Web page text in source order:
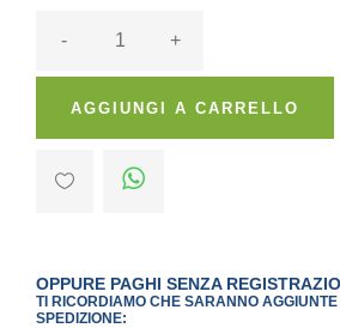
- +
AGGIUNGI A CARRELLO
OPPURE PAGHI SENZA
TI RICORDIAMO CHE SARANNO
SPEDIZIONE: